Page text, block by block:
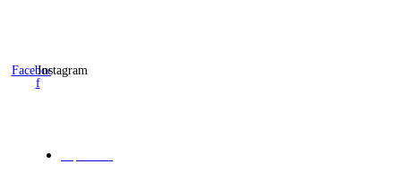
Facebook-
f
Instagram